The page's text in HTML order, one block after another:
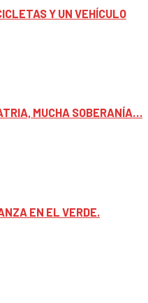
Y UN VEHÍCULO
MUCHA SOBERANÍA…
EN EL VERDE.